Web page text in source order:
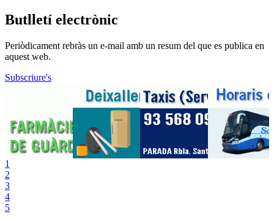
Butlletí electrònic
Periòdicament rebràs un e-mail amb un resum del que es publica en
aquest web.
Subscriure's
1
2
3
4
5